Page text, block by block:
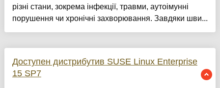
різні стани, зокрема інфекції, травми, аутоімунні
порушення чи хронічні захворювання. Завдяки шви...
Доступен дистрибутив SUSE Linux Enterprise
15 SP7